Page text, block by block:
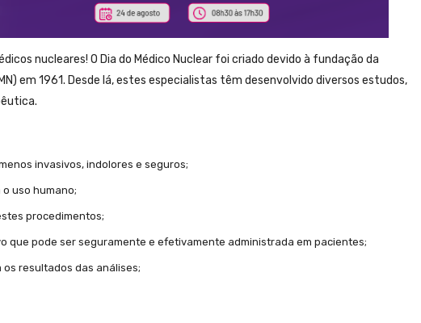
nucleares! O Dia do Médico Nuclear foi criado devido à fundação da
em 1961. Desde lá, estes especialistas têm desenvolvido diversos estudos,
invasivos, indolores e seguros;
uso humano;
procedimentos;
que pode ser seguramente e efetivamente administrada em pacientes;
resultados das análises;